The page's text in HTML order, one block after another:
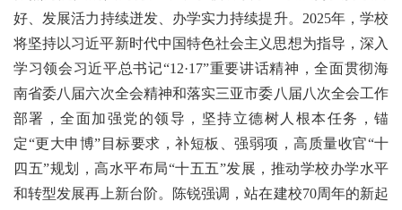
好、发展活力持续迸发、办学实力持续提升。 2025年， 学校
将坚持以习近平新时代中国特色社会主义思想为指导， 深入
学习领会习近平总书记“12·17”重要讲话精神，全面贯彻海
南省委八届六次全会精神和落实三亚市委八届八次全会工作
部署 ，全面加强党 的领导 ， 坚持立德树人 根本任务 ，锚
定“更大申博” 目标要求， 补短板、 强弱项 ， 高质量收官“十
四五”规划， 高水平布局“十五五”发展 ， 推动学校办学水平
和转型发展再上新台阶。 陈锐强调，站在建校70周年的新起